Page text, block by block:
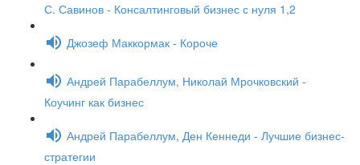
С. Савинов - Консалтинговый бизнес с нуля 1,2
Джозеф Маккормак - Короче
Андрей Парабеллум, Николай Мрочковский -
Коучинг как бизнес
Андрей Парабеллум, Ден Кеннеди - Лучшие бизнес-
стратегии